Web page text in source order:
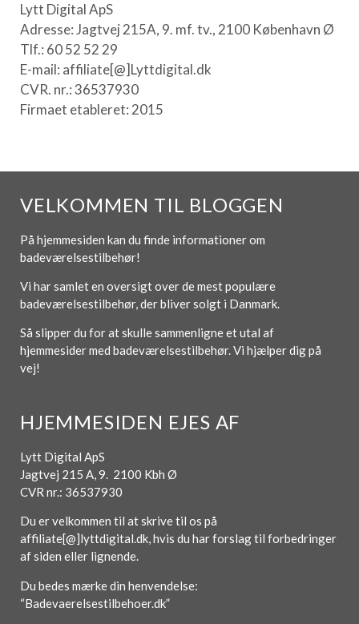
Lytt Digital ApS
Adresse: Jagtvej 215A, 9. mf. tv., 2100 København Ø
Tlf.: 60 52 52 29
E-mail: affiliate[@]Lyttdigital.dk
CVR. nr.: 36537930
Firmaet etableret: 2015
VELKOMMEN TIL BLOGGEN
På hjemmesiden kan du finde informationer om
badeværelsestilbehør!
Vi har samlet en oversigt over de mest populære
badeværelsestilbehør, der bliver solgt i Danmark.
Så slipper du for at skulle sammenligne et utal af
hjemmesider med badeværelsestilbehør. Vi hjælper dig på
vej!
HJEMMESIDEN EJES AF
Lytt Digital ApS
Jagtvej 215 A, 9. 2100 Kbh Ø
CVR nr.: 36537930
Du er velkommen til at skrive til os på
affiliate[@]lyttdigital.dk, hvis du har forslag til forbedringer
af siden eller lignende.
Du bedes mærke din henvendelse:
“Badevaerelsestilbehoer.dk”